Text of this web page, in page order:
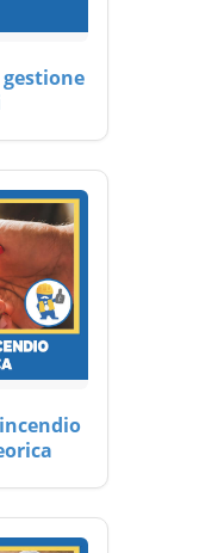
gestione